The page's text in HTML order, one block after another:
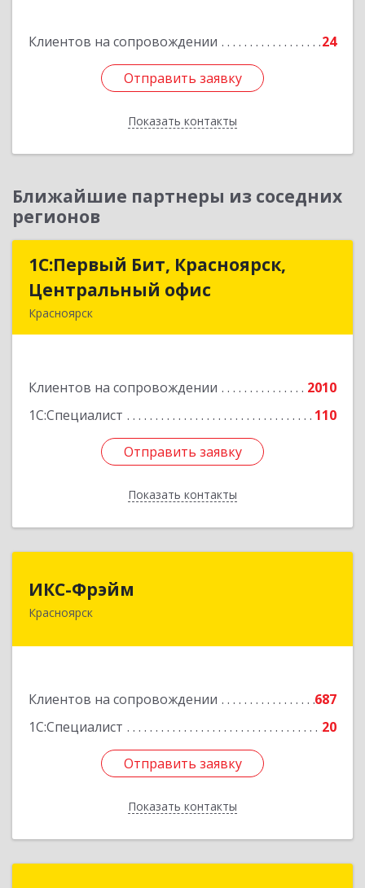
Клиентов на сопровождении 24
Отправить заявку
Показать контакты
Отправить заявку
Назад
Ближайшие партнеры из соседних
регионов
1С:Первый Бит, Красноярск,
Центральный офис
Красноярск
Клиентов на сопровождении
2010
1С:Специалист
110
Отправить заявку
Показать контакты
1С:Первый Бит, Красноярск,
Центральный офис
Подробнее
Отправить заявку
Назад
ИКС-Фрэйм
Красноярск
Клиентов на сопровождении
687
1С:Специалист
20
Отправить заявку
Показать контакты
660077, Красноярский край, Красноярск г,
Отправить заявку
Назад